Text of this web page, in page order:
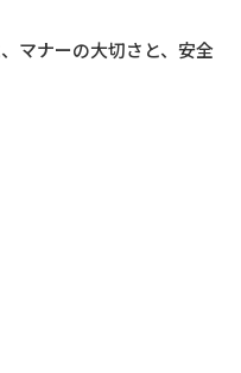
マナーの大切さと、安全